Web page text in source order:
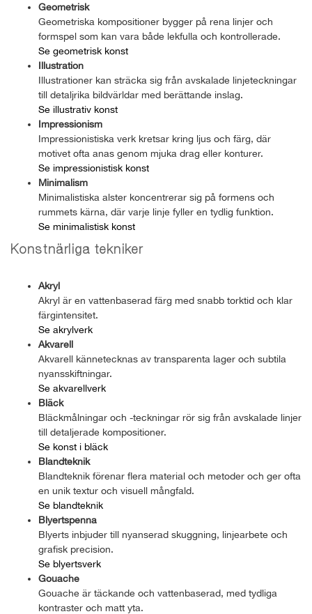
Geometrisk
Geometriska kompositioner bygger på rena linjer och
formspel som kan vara både lekfulla och kontrollerade.
Se geometrisk konst
Illustration
Illustrationer kan sträcka sig från avskalade linjeteckningar
till detaljrika bildvärldar med berättande inslag.
Se illustrativ konst
Impressionism
Impressionistiska verk kretsar kring ljus och färg, där
motivet ofta anas genom mjuka drag eller konturer.
Se impressionistisk konst
Minimalism
Minimalistiska alster koncentrerar sig på formens och
rummets kärna, där varje linje fyller en tydlig funktion.
Se minimalistisk konst
Konstnärliga tekniker
Akryl
Akryl är en vattenbaserad färg med snabb torktid och klar
färgintensitet.
Se akrylverk
Akvarell
Akvarell kännetecknas av transparenta lager och subtila
nyansskiftningar.
Se akvarellverk
Bläck
Bläckmålningar och -teckningar rör sig från avskalade linjer
till detaljerade kompositioner.
Se konst i bläck
Blandteknik
Blandteknik förenar flera material och metoder och ger ofta
en unik textur och visuell mångfald.
Se blandteknik
Blyertspenna
Blyerts inbjuder till nyanserad skuggning, linjearbete och
grafisk precision.
Se blyertsverk
Gouache
Gouache är täckande och vattenbaserad, med tydliga
kontraster och matt yta.